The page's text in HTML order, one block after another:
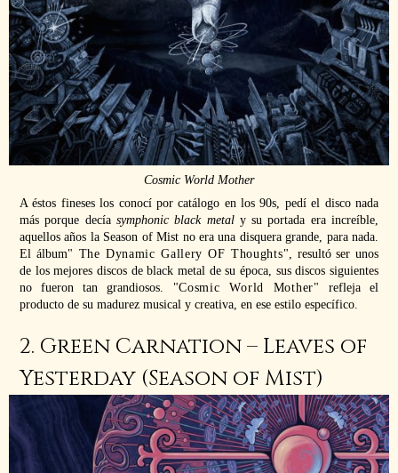
Cosmic World Mother
A éstos fineses los conocí por catálogo en los 90s, pedí el disco nada
más porque decía symphonic black metaly su portada era increíble,
aquellos años la Season of Mist no era una disquera grande, para nada.
El álbum
The Dynamic Gallery OF Thoughts , resultó ser unos
de los mejores discos de black metal de su época, sus discos siguientes
no fueron tan grandiosos.
Cosmic World Mother
refleja el
producto de su madurez musical y creativa, en ese estilo específico.
2. Green Carnation – Leaves of
Yesterday (Season of Mist)